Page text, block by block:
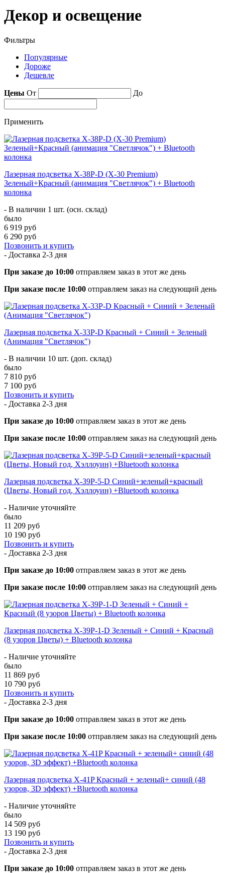
Декор и освещение
Фильтры
Популярные
Дороже
Дешевле
Цены От До
Применить
Лазерная подсветка X-38P-D (X-30 Premium)
Зеленый+Красный (анимация "Светлячок") + Bluetooth
колонка
- В наличии 1 шт. (осн. склад)
было
6 919 руб
6 290 руб
Позвонить и купить
- Доставка 2-3 дня
При заказе до 10:00 отправляем заказ в этот же день
При заказе после 10:00 отправляем заказ на следующий день
Лазерная подсветка X-33P-D Красный + Синий + Зеленый
(Анимация "Светлячок")
- В наличии 10 шт. (доп. склад)
было
7 810 руб
7 100 руб
Позвонить и купить
- Доставка 2-3 дня
При заказе до 10:00 отправляем заказ в этот же день
При заказе после 10:00 отправляем заказ на следующий день
Лазерная подсветка X-39P-5-D Синий+зеленый+красный
(Цветы, Новый год, Хэллоуин) +Bluetooth колонка
- Наличие уточняйте
было
11 209 руб
10 190 руб
Позвонить и купить
- Доставка 2-3 дня
При заказе до 10:00 отправляем заказ в этот же день
При заказе после 10:00 отправляем заказ на следующий день
Лазерная подсветка X-39P-1-D Зеленый + Синий + Красный
(8 узоров Цветы) + Bluetooth колонка
- Наличие уточняйте
было
11 869 руб
10 790 руб
Позвонить и купить
- Доставка 2-3 дня
При заказе до 10:00 отправляем заказ в этот же день
При заказе после 10:00 отправляем заказ на следующий день
Лазерная подсветка X-41P Красный + зеленый+ синий (48
узоров, 3D эффект) +Bluetooth колонка
- Наличие уточняйте
было
14 509 руб
13 190 руб
Позвонить и купить
- Доставка 2-3 дня
При заказе до 10:00 отправляем заказ в этот же день